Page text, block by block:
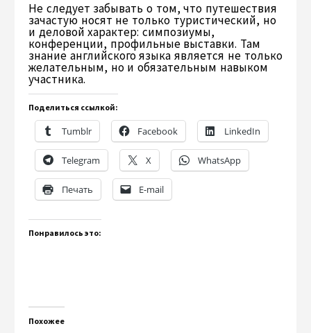
Не следует забывать о том, что путешествия
зачастую носят не только туристический, но
и деловой характер: симпозиумы,
конференции, профильные выставки. Там
знание английского языка является не только
желательным, но и обязательным навыком
участника.
Поделиться ссылкой:
Tumblr Facebook LinkedIn
Telegram X WhatsApp
Печать E-mail
Понравилось это:
Похожее